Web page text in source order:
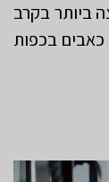
ביותר בקרב
כאבים בכפות